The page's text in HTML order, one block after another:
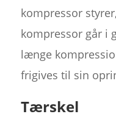
kompressor
kompressor går i
længe
frigives til sin
Tærskel